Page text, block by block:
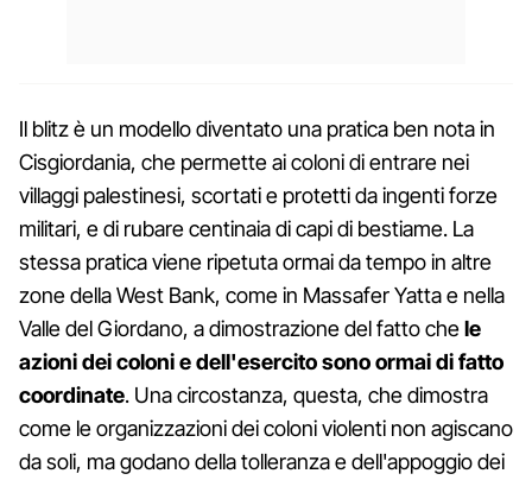
Il blitz è un modello diventato una pratica ben nota in
Cisgiordania, che permette ai coloni di entrare nei
villaggi palestinesi, scortati e protetti da ingenti forze
militari, e di rubare centinaia di capi di bestiame. La
stessa pratica viene ripetuta ormai da tempo in altre
zone della West Bank, come in Massafer Yatta e nella
Valle del Giordano, a dimostrazione del fatto chele
azioni dei coloni e dell'esercito sono ormai di fatto
coordinate. Una circostanza, questa, che dimostra
come le organizzazioni dei coloni violenti non agiscano
da soli, ma godano della tolleranza e dell'appoggio dei